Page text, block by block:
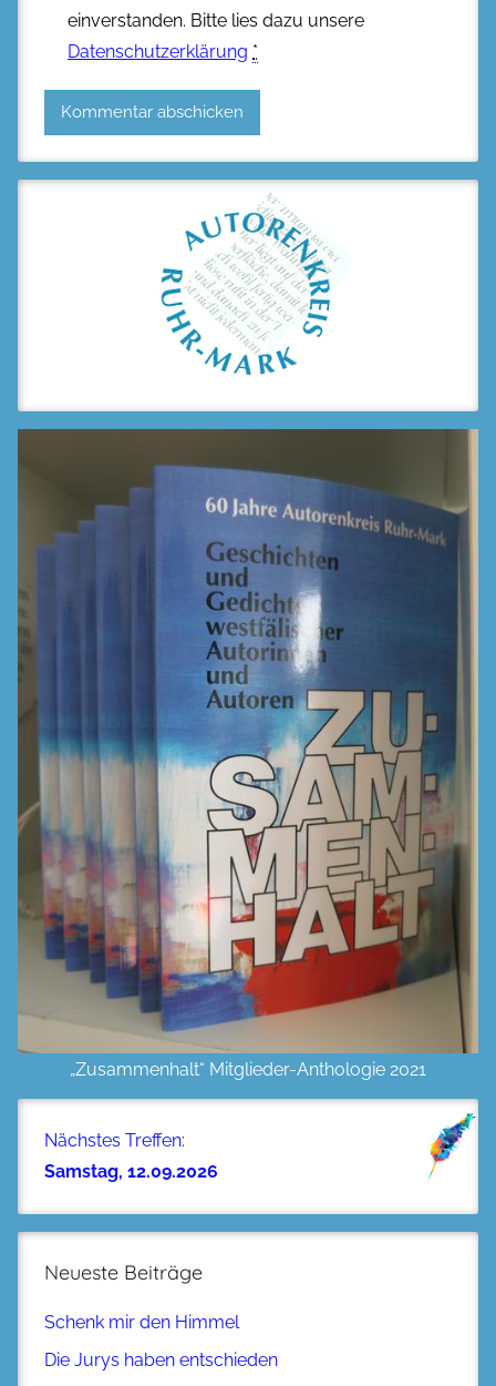
einverstanden. Bitte lies dazu unsere
Datenschutzerklärung *
„Zusammenhalt“ Mitglieder-Anthologie 2021
Nächstes Treffen:
Samstag, 12.09.2026
Neueste Beiträge
Schenk mir den Himmel
Die Jurys haben entschieden